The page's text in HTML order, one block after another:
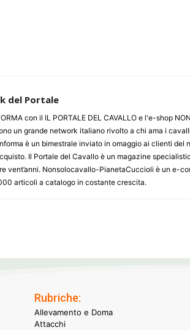
del Portale
con il IL PORTALE DEL CAVALLO e l'e-shop
un grande network italiano rivolto a chi ama i
è un bimestrale inviato in omaggio ai clienti del
Il Portale del Cavallo è un magazine
vent’anni. Nonsolocavallo-PianetaCuccioli è un e-
articoli a catalogo in costante crescita.
Rubriche:
Allevamento e Doma
Attacchi